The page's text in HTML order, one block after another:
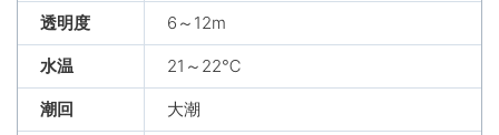
透明度 6～12m
水温 21～22℃
潮回 大潮